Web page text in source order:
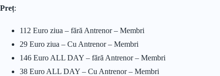
Preț:
112 Euro ziua – fără Antrenor – Membri
29 Euro ziua – Cu Antrenor – Membri
146 Euro ALL DAY – fără Antrenor – Membri
38 Euro ALL DAY – Cu Antrenor – Membri